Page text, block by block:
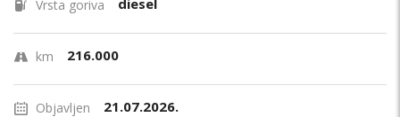
Vrsta goriva diesel
km 216.000
Objavljen 21.07.2026.